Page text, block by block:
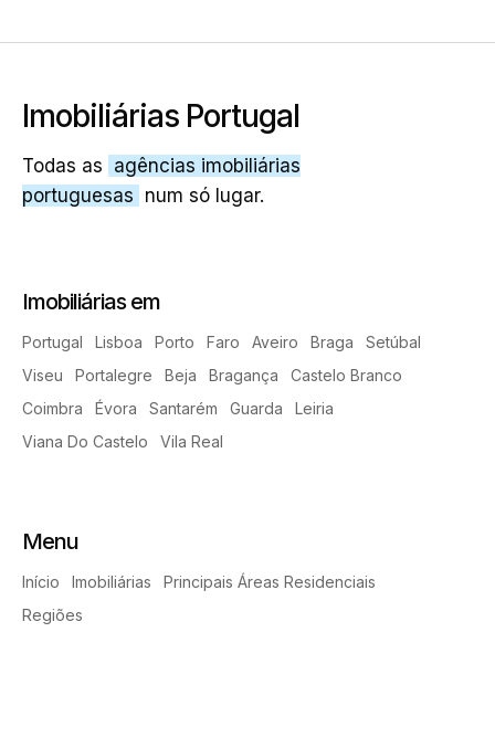
Imobiliárias Portugal
Todas as agências imobiliárias
portuguesas num só lugar.
Imobiliárias em
Portugal Lisboa Porto Faro Aveiro Braga
Setúbal
Viseu
Portalegre Beja Bragança
Castelo Branco
Coimbra
Évora Santarém Guarda
Leiria
Viana Do Castelo
Vila Real
Menu
Início Imobiliárias
Principais Áreas Residenciais
Regiões